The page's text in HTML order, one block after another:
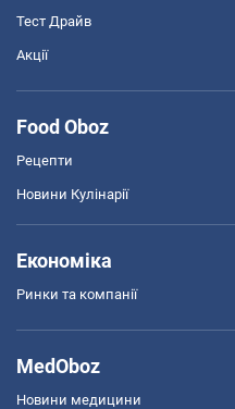
Тест Драйв
Акції
Food Oboz
Рецепти
Новини Кулінарії
Економіка
Ринки та компанії
MedOboz
Новини медицини